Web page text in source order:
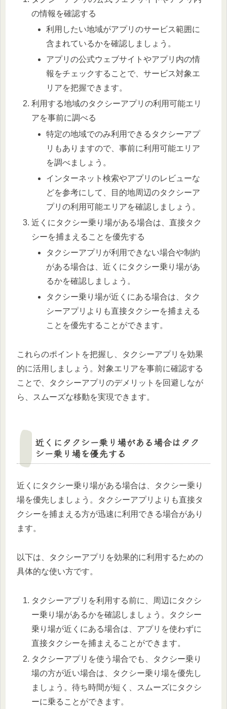
の情報を確認する
利用したい地域がアプリのサービス範囲に
含まれているかを確認しましょう。
アプリの公式ウェブサイトやアプリ内の情
報をチェックすることで、サービス対象エ
リアを把握できます。
利用する地域のタクシーアプリの利用可能エリ
アを事前に調べる
特定の地域でのみ利用できるタクシーアプ
リもありますので、事前に利用可能エリア
を調べましょう。
インターネット検索やアプリのレビューな
どを参考にして、目的地周辺のタクシーア
プリの利用可能エリアを確認しましょう。
近くにタクシー乗り場がある場合は、直接タク
シーを捕まえることを優先する
タクシーアプリが利用できない場合や制約
がある場合は、近くにタクシー乗り場があ
るかを確認しましょう。
タクシー乗り場が近くにある場合は、タク
シーアプリよりも直接タクシーを捕まえる
ことを優先することができます。
これらのポイントを把握し、タクシーアプリを効果
的に活用しましょう。対象エリアを事前に確認する
ことで、タクシーアプリのデメリットを回避しなが
ら、スムーズな移動を実現できます。
近くにタクシー乗り場がある場合はタク
シー乗り場を優先する
近くにタクシー乗り場がある場合は、タクシー乗り
場を優先しましょう。タクシーアプリよりも直接タ
クシーを捕まえる方が迅速に利用できる場合があり
ます。
以下は、タクシーアプリを効果的に利用するための
具体的な使い方です。
タクシーアプリを利用する前に、周辺にタクシ
ー乗り場があるかを確認しましょう。タクシー
乗り場が近くにある場合は、アプリを使わずに
直接タクシーを捕まえることができます。
タクシーアプリを使う場合でも、タクシー乗り
場の方が近い場合は、タクシー乗り場を優先し
ましょう。待ち時間が短く、スムーズにタクシ
ーに乗ることができます。